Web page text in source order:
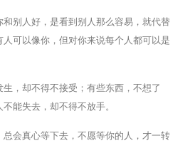
别人好，是看到别人那么容易，就代替
可以像你，但对你来说每个人都可以是
，却不得不接受；有些东西，不想了
能失去，却不得不放手。
会真心等下去，不愿等你的人，才一转